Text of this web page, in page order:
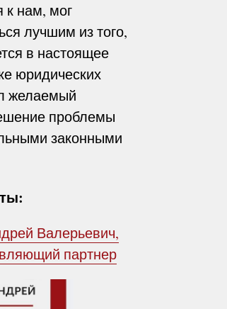
к нам, мог
лучшим из того,
в настоящее
юридических
желаемый
проблемы
законными
Валерьевич,
партнер